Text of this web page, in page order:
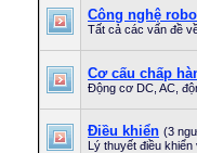
Công nghệ
Tất cả các vấn đề
Cơ cấu chấp
Động cơ DC, AC,
Điều khiển (3
Lý thuyết điều